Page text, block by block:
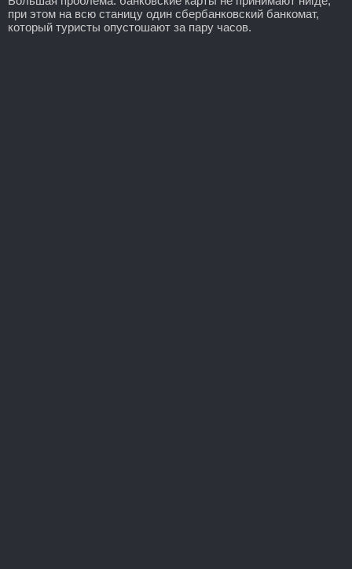
при этом на всю станицу один сбербанковский банкомат,
который туристы опустошают за пару часов.